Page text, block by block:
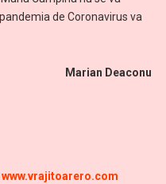
de Coronavirus va
www.vrajitoarero.com